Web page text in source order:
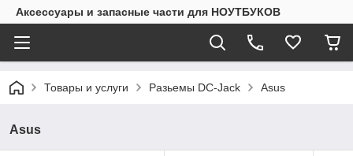
Аксессуары и запасные части для НОУТБУКОВ
Товары и услуги Разьемы DC-Jack Asus
Asus